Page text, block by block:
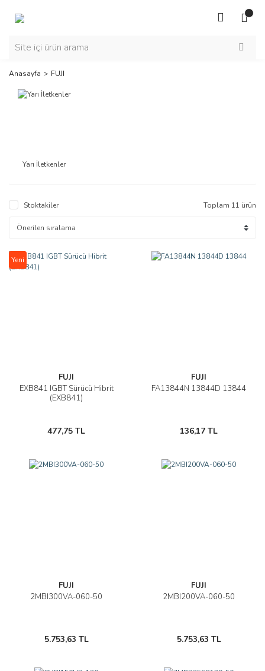
Anasayfa FUJI
Yarı İletkenler
Stoktakiler Toplam 11 ürün
Yeni
FUJI
EXB841 IGBT Sürücü Hibrit
(EXB841)
477,75 TL
FUJI
FA13844N 13844D 13844
136,17 TL
FUJI
2MBI300VA-060-50
5.753,63 TL
FUJI
2MBI200VA-060-50
5.753,63 TL